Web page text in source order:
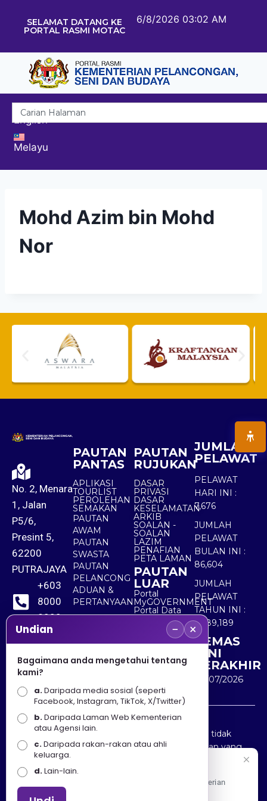
SELAMAT DATANG KE
PORTAL RASMI MOTAC
6/8/2026 03:02 AM
English
Melayu
Mohd Azim bin Mohd
Nor
No. 2, Menara
1, Jalan
P5/6,
Presint 5,
62200
PUTRAJAYA
+603
8000
8000
+603
8891
7100
PAUTAN
PANTAS
APLIKASI
TOURLIST
PEROLEHAN
SEMAKAN
PAUTAN
AWAM
PAUTAN
SWASTA
PAUTAN
PELANCONG
ADUAN &
PERTANYAAN
PAUTAN
RUJUKAN
DASAR
PRIVASI
DASAR
KESELAMATAN
ARKIB
SOALAN -
SOALAN
LAZIM
PENAFIAN
PETA LAMAN
PAUTAN
LUAR
Portal
MyGOVERNMENT
Portal Data
Terbuka
Sektor Awam
JUMLAH
PELAWAT
PELAWAT
HARI INI :
7,676
JUMLAH
PELAWAT
BULAN INI :
86,604
JUMLAH
PELAWAT
TAHUN INI :
5,489,189
KEMAS
KINI
TERAKHIR
30/07/2026
Penafian : Kerajaan Malaysia dan Kementerian
Pelancongan Seni dan Budaya (MOTAC) adalah tidak
bertanggungjawab atas kehilangan atau kerugian yang
disebabkan oleh penggunaan mana-mana maklumat
yang diperolehi dari portal ini.
Undian − ×
Bagaimana anda mengetahui tentang
kami?
a.Daripada media sosial (seperti
Facebook, Instagram, TikTok, X/Twitter)
b.Daripada Laman Web Kementerian
atau Agensi lain.
c.Daripada rakan-rakan atau ahli
keluarga.
d.Lain-lain.
Apa Khabar! Selamat datang ke Portal Rasmi Kementerian
Pelancongan, Seni dan Budaya